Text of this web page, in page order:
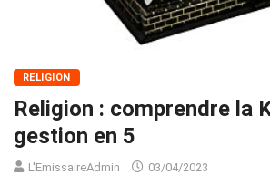
RELIGION
Religion : comprendre la
gestion en 5
L'EmissaireAdmin 03/04/2023